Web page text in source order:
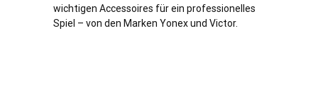
wichtigen Accessoires für ein professionelles
Spiel – von den Marken Yonex und Victor.